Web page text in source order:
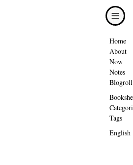
Home
About
Now
Notes
Blogroll
Tags
English